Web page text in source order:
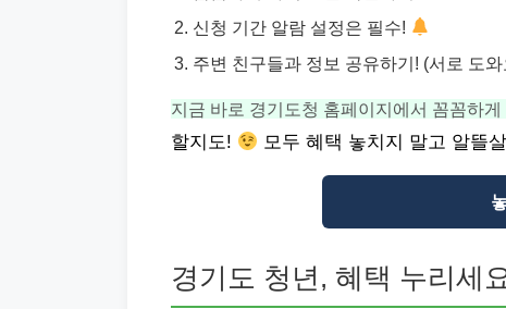
신청 기간 알람 설정은 필수!
주변 친구들과 정보 공유하기! (서로 도와
지금 바로 경기도청 홈페이지에서 꼼꼼하
할지도!
모두 혜택 놓치지 말고 알뜰
경기도 청년, 혜택 누리세